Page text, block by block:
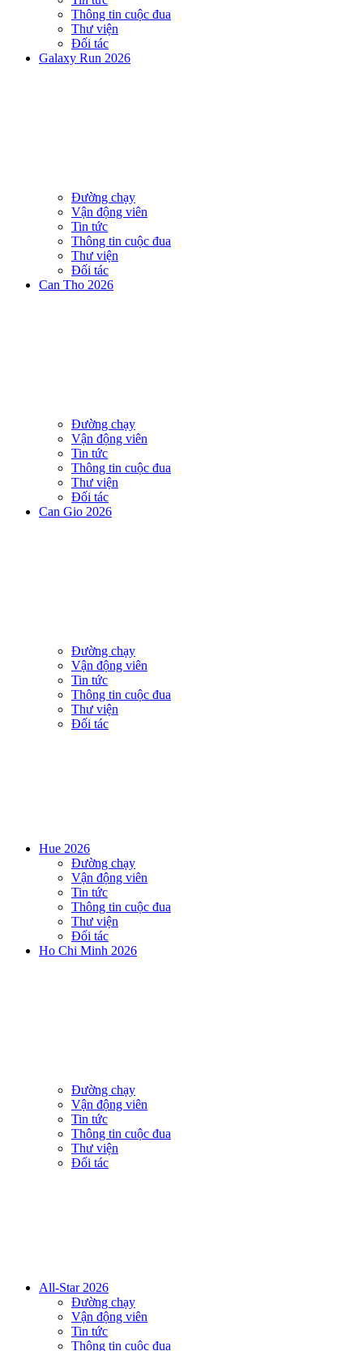
Thông tin cuộc đua
Thư viện
Đối tác
Galaxy Run 2026
Đường chạy
Vận động viên
Tin tức
Thông tin cuộc đua
Thư viện
Đối tác
Can Tho 2026
Đường chạy
Vận động viên
Tin tức
Thông tin cuộc đua
Thư viện
Đối tác
Can Gio 2026
Đường chạy
Vận động viên
Tin tức
Thông tin cuộc đua
Thư viện
Đối tác
Hue 2026
Đường chạy
Vận động viên
Tin tức
Thông tin cuộc đua
Thư viện
Đối tác
Ho Chi Minh 2026
Đường chạy
Vận động viên
Tin tức
Thông tin cuộc đua
Thư viện
Đối tác
All-Star 2026
Đường chạy
Vận động viên
Tin tức
Thông tin cuộc đua